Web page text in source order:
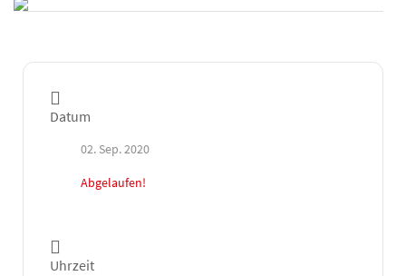
Datum
02. Sep. 2020
Abgelaufen!
Uhrzeit